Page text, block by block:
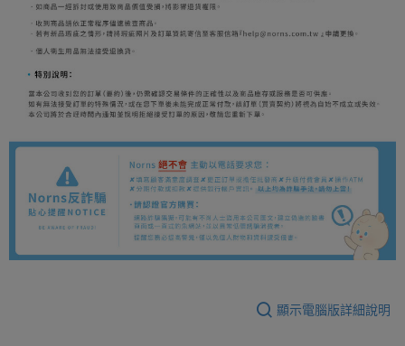
顯示電腦版詳細說明